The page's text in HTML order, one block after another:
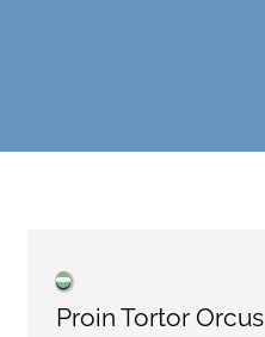
Proin Tortor Orcus